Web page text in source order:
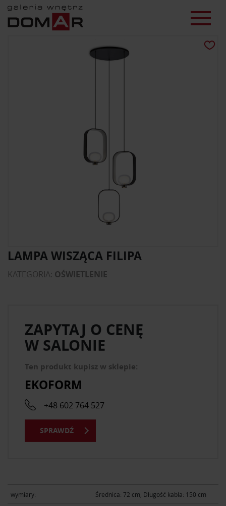
LAMPA WISZĄCA FILIPA
KATEGORIA: OŚWIETLENIE
wymiary: Średnica: 72 cm, Długość kabla: 150 cm
ZAPYTAJ O CENĘ
W SALONIE
Ten produkt kupisz w sklepie:
EKOFORM
+48 602 764 527
SPRAWDŹ